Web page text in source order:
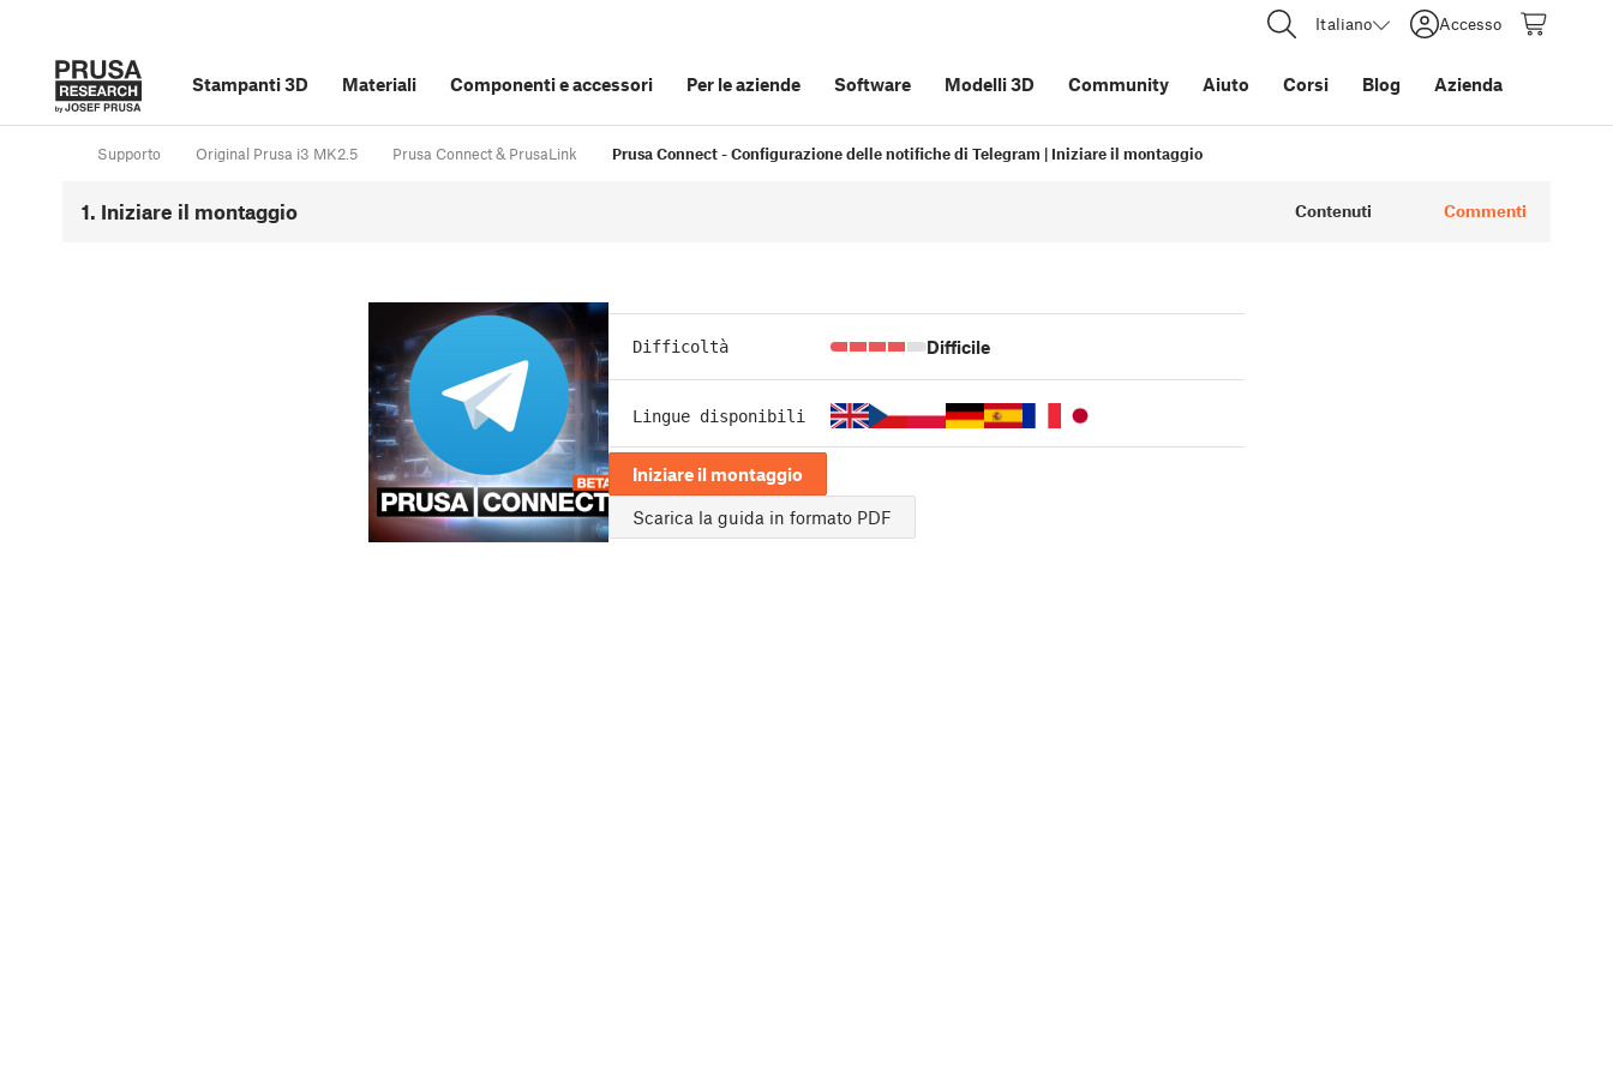
Italiano Accesso
Stampanti 3D Materiali Componenti e accessori Per le aziende Software Modelli 3D Community Aiuto Corsi Blog Azienda
Supporto Original Prusa i3 MK2.5 Prusa Connect & PrusaLink Prusa Connect - Configurazione delle notifiche di Telegram | Iniziare il montaggio
1. Iniziare il montaggio Contenuti Commenti
Difficoltà Difficile
Lingue disponibili
Iniziare il montaggio
Scarica la guida in formato PDF